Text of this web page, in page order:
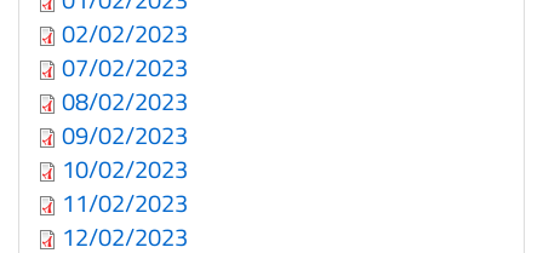
02/02/2023
07/02/2023
08/02/2023
09/02/2023
10/02/2023
11/02/2023
12/02/2023